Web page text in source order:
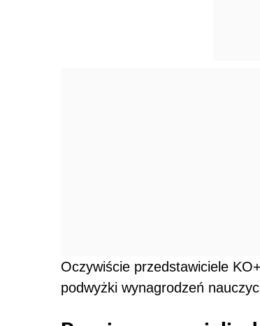
Oczywiście przedstawiciele
podwyżki wynagrodzeń